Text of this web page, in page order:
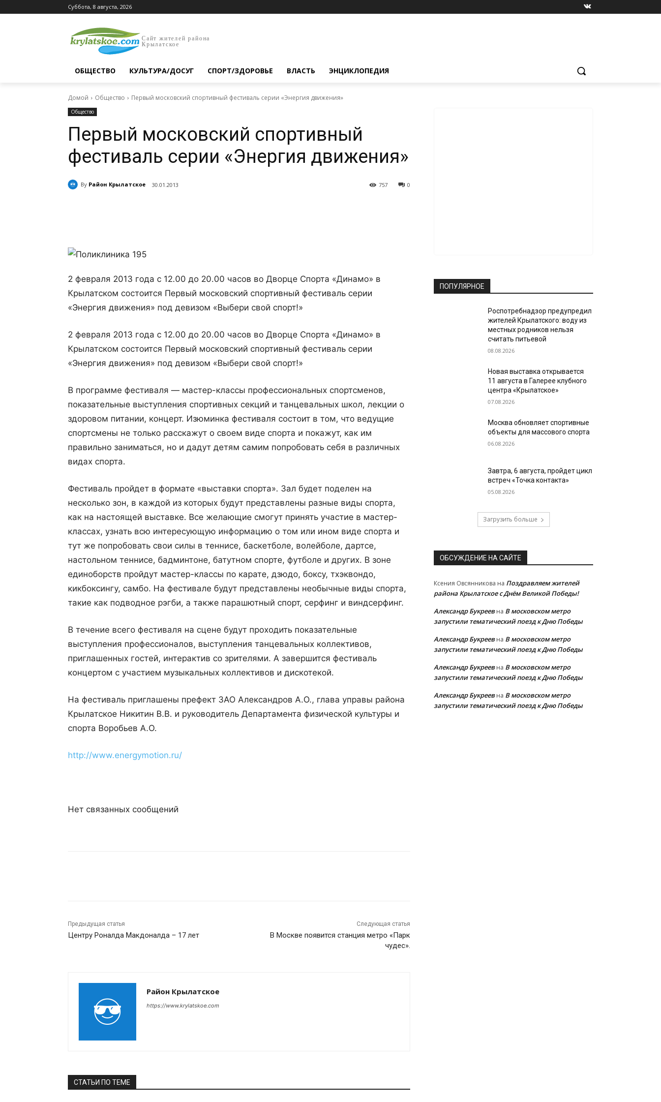
Суббота, 8 августа, 2026
Сайт жителей района
Крылатское
ОБЩЕСТВО КУЛЬТУРА/ДОСУГ СПОРТ/ЗДОРОВЬЕ ВЛАСТЬ ЭНЦИКЛОПЕДИЯ
Домой Общество Первый московский спортивный фестиваль серии «Энергия движения»
Общество
Первый московский спортивный
фестиваль серии «Энергия движения»
By Район Крылатское 30.01.2013 0
757
2 февраля 2013 года с 12.00 до 20.00 часов во Дворце Спорта «Динамо» в
Крылатском состоится Первый московский спортивный фестиваль серии
«Энергия движения» под девизом «Выбери свой спорт!»
2 февраля 2013 года с 12.00 до 20.00 часов во Дворце Спорта «Динамо» в
Крылатском состоится Первый московский спортивный фестиваль серии
«Энергия движения» под девизом «Выбери свой спорт!»
В программе фестиваля — мастер-классы профессиональных спортсменов,
показательные выступления спортивных секций и танцевальных школ, лекции о
здоровом питании, концерт. Изюминка фестиваля состоит в том, что ведущие
спортсмены не только расскажут о своем виде спорта и покажут, как им
правильно заниматься, но и дадут детям самим попробовать себя в различных
видах спорта.
Фестиваль пройдет в формате «выставки спорта». Зал будет поделен на
несколько зон, в каждой из которых будут представлены разные виды спорта,
как на настоящей выставке. Все желающие смогут принять участие в мастер-
классах, узнать всю интересующую информацию о том или ином виде спорта и
тут же попробовать свои силы в теннисе, баскетболе, волейболе, дартсе,
настольном теннисе, бадминтоне, батутном спорте, футболе и других. В зоне
единоборств пройдут мастер-классы по карате, дзюдо, боксу, тхэквондо,
кикбоксингу, самбо. На фестивале будут представлены необычные виды спорта,
такие как подводное рэгби, а также парашютный спорт, серфинг и виндсерфинг.
В течение всего фестиваля на сцене будут проходить показательные
выступления профессионалов, выступления танцевальных коллективов,
приглашенных гостей, интерактив со зрителями. А завершится фестиваль
концертом с участием музыкальных коллективов и дискотекой.
На фестиваль приглашены префект ЗАО Александров А.О., глава управы района
Крылатское Никитин В.В. и руководитель Департамента физической культуры и
спорта Воробьев А.О.
http://www.energymotion.ru/
Нет связанных сообщений
Предыдущая статья
Центру Роналда Макдоналда – 17 лет
Следующая статья
В Москве появится станция метро «Парк
чудес».
Район Крылатское
https://www.krylatskoe.com
СТАТЬИ ПО ТЕМЕ
ПОПУЛЯРНОЕ
Роспотребнадзор предупредил
жителей Крылатского: воду из
местных родников нельзя
считать питьевой
08.08.2026
Новая выставка открывается
11 августа в Галерее клубного
центра «Крылатское»
07.08.2026
Москва обновляет спортивные
объекты для массового спорта
06.08.2026
Завтра, 6 августа, пройдет цикл
встреч «Точка контакта»
05.08.2026
Загрузить больше
ОБСУЖДЕНИЕ НА САЙТЕ
Ксения Овсянникова на Поздравляем жителей
района Крылатское с Днём Великой Победы!
Александр Букреевна В московском метро
запустили тематический поезд к Дню Победы
Александр Букреевна В московском метро
запустили тематический поезд к Дню Победы
Александр Букреевна В московском метро
запустили тематический поезд к Дню Победы
Александр Букреевна В московском метро
запустили тематический поезд к Дню Победы